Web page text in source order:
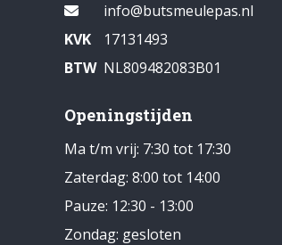
info@butsmeulepas.nl
KVK
17131493
BTW NL809482083B01
Openingstijden
Ma t/m vrij: 7:30 tot 17:30
Zaterdag: 8:00 tot 14:00
Pauze: 12:30 - 13:00
Zondag: gesloten